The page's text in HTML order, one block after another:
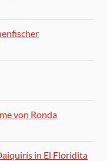
von Ronda
in El Floridita